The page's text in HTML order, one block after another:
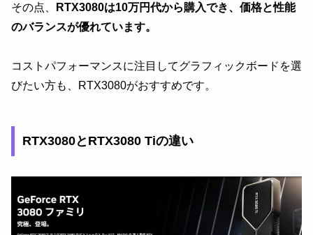
その点、
RTX3080は10万円代から購入でき、価格と性能
のバランスが優れています。
コストパフォーマンスに注目してグラフィックボードを選
びたい方も、RTX3080がおすすめです。
RTX3080とRTX3080 Tiの違い